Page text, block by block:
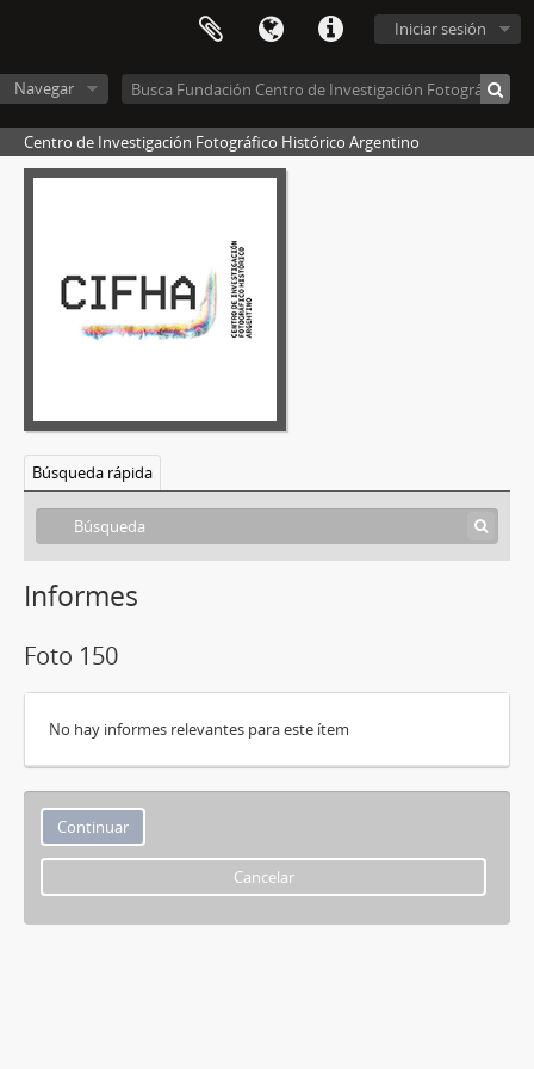
Iniciar sesión
Navegar
Centro de Investigación Fotográfico Histórico Argentino
Búsqueda rápida
Informes
Foto 150
No hay informes relevantes para este ítem
Cancelar